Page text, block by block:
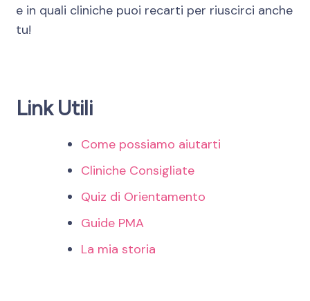
e in quali cliniche puoi recarti per riuscirci anche
tu!
Link Utili
Come possiamo aiutarti
Cliniche Consigliate
Quiz di Orientamento
Guide PMA
La mia storia